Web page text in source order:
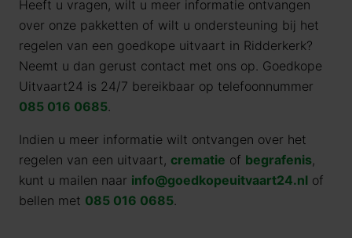
Heeft u vragen, wilt u meer informatie ontvangen
over onze pakketten of wilt u ondersteuning bij het
regelen van een goedkope uitvaart in Ridderkerk?
Neemt u dan gerust contact met ons op. Goedkope
Uitvaart24 is 24/7 bereikbaar op telefoonnummer
085 016 0685.
Indien u meer informatie wilt ontvangen over het
regelen van een uitvaart, crematie of begrafenis,
kunt u mailen naar info@goedkopeuitvaart24.nl of
bellen met 085 016 0685.